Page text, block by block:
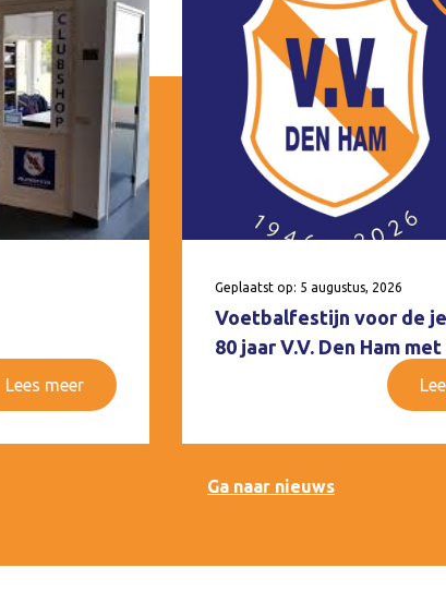
Lees meer
Geplaatst op: 5 augustus, 2026
Voetbalfestijn voor de
80 jaar V.V. Den Ham
Ga naar nieuws